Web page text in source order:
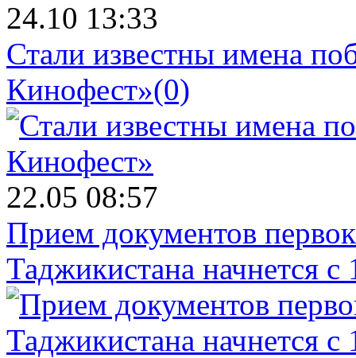
24.10 13:33
Стали известны имена
Кинофест»(0)
22.05 08:57
Прием документов
Таджикистана начнется с